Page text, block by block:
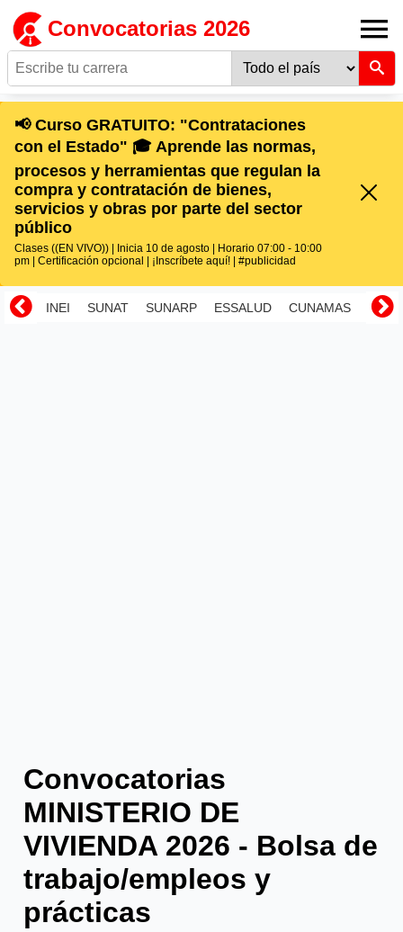
Convocatorias 2026
📢 Curso GRATUITO: "Contrataciones
con el Estado" 🎓 Aprende las normas,
procesos y herramientas que regulan la
compra y contratación de bienes,
servicios y obras por parte del sector
público
Clases ((EN VIVO)) | Inicia 10 de agosto | Horario 07:00 - 10:00
pm | Certificación opcional | ¡Inscríbete aquí! | #publicidad
INEI SUNAT SUNARP ESSALUD CUNAMAS
Convocatorias
MINISTERIO DE
VIVIENDA 2026 - Bolsa de
trabajo/empleos y
prácticas